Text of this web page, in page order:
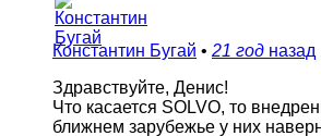
Константин Бугай • 21 год назад
Здравствуйте, Денис!
Что касается SOLVO, то
ближнем зарубежье у них